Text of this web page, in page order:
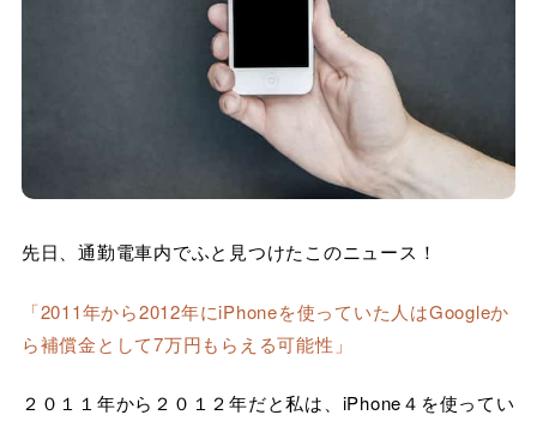
先日、通勤電車内でふと見つけたこのニュース！
「2011年から2012年にiPhoneを使っていた人はGoogleか
ら補償金として7万円もらえる可能性」
２０１１年から２０１２年だと私は、iPhone４を使ってい